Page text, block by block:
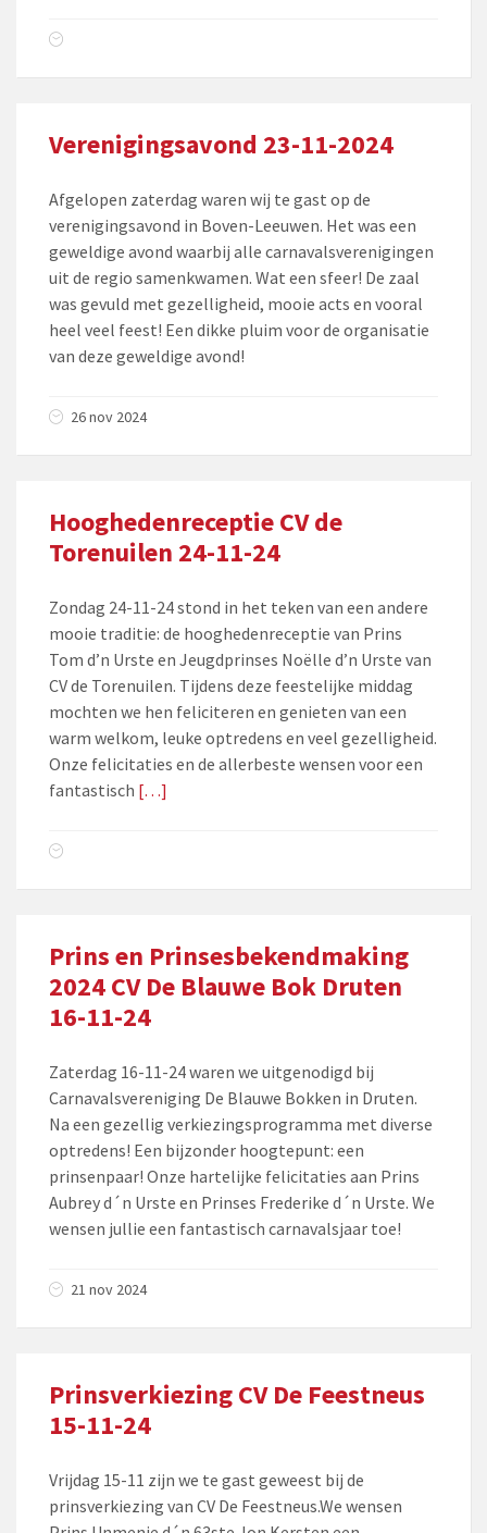
Verenigingsavond 23-11-2024
Afgelopen zaterdag waren wij te gast op de
verenigingsavond in Boven-Leeuwen. Het was een
geweldige avond waarbij alle carnavalsverenigingen
uit de regio samenkwamen. Wat een sfeer! De zaal
was gevuld met gezelligheid, mooie acts en vooral
heel veel feest! Een dikke pluim voor de organisatie
van deze geweldige avond!
26 nov 2024
Hooghedenreceptie CV de
Torenuilen 24-11-24
Zondag 24-11-24 stond in het teken van een andere
mooie traditie: de hooghedenreceptie van Prins
Tom d’n Urste en Jeugdprinses Noëlle d’n Urste van
CV de Torenuilen. Tijdens deze feestelijke middag
mochten we hen feliciteren en genieten van een
warm welkom, leuke optredens en veel gezelligheid.
Onze felicitaties en de allerbeste wensen voor een
fantastisch […]
Prins en Prinsesbekendmaking
2024 CV De Blauwe Bok Druten
16-11-24
Zaterdag 16-11-24 waren we uitgenodigd bij
Carnavalsvereniging De Blauwe Bokken in Druten.
Na een gezellig verkiezingsprogramma met diverse
optredens! Een bijzonder hoogtepunt: een
prinsenpaar! Onze hartelijke felicitaties aan Prins
Aubrey d´n Urste en Prinses Frederike d´n Urste. We
wensen jullie een fantastisch carnavalsjaar toe!
21 nov 2024
Prinsverkiezing CV De Feestneus
15-11-24
Vrijdag 15-11 zijn we te gast geweest bij de
prinsverkiezing van CV De Feestneus.We wensen